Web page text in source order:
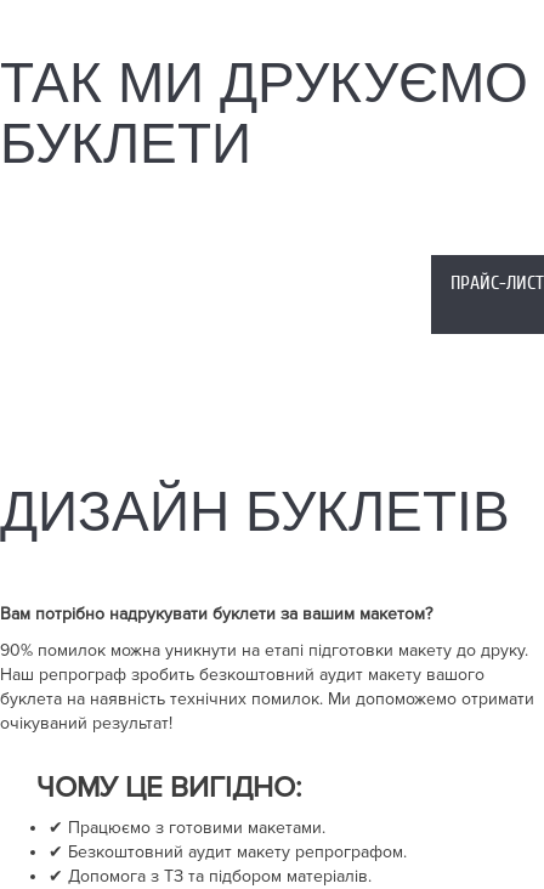
ТАК МИ ДРУКУЄМО
БУКЛЕТИ
ПРАЙС-
ДИЗАЙН БУКЛЕТІВ
Вам потрібно надрукувати буклети за вашим макетом?
90% помилок можна уникнути на етапі підготовки макету до друку.
Наш репрограф зробить безкоштовний аудит макету вашого
буклета на наявність технічних помилок. Ми допоможемо отримати
очікуваний результат!
ЧОМУ ЦЕ ВИГІДНО:
✔ Працюємо з готовими макетами.
✔ Безкоштовний аудит макету репрографом.
✔ Допомога з ТЗ та підбором матеріалів.